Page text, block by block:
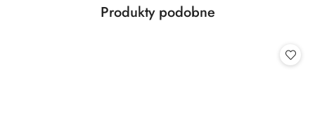
Pomiń karuzelę produktów
Produkty
Produkty podobne